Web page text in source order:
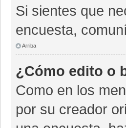
Si sientes que
encuesta,
Arriba
¿Cómo edito o
Como en los
por su creador